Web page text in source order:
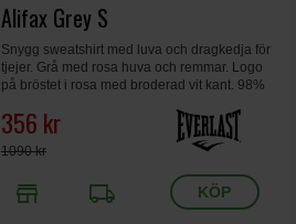
Alifax Grey S
Snygg sweatshirt med luva och dragkedja för
tjejer. Grå med rosa huva och remmar. Logo
på bröstet i rosa med broderad vit kant. 98%
356 kr
1090 kr
store local_shipping